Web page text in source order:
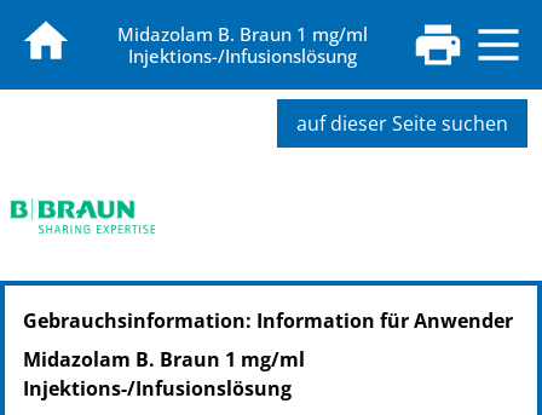
Midazolam B. Braun 1 mg/ml
Injektions-/Infusionslösung
auf dieser Seite suchen
PZN: 09312422
PPN: 110931242288
GTIN: 04030539079204
NTIN: 04150093124223
Gebrauchsinformation: Information für Anwender
Midazolam B. Braun 1 mg/ml
Injektions-/Infusionslösung